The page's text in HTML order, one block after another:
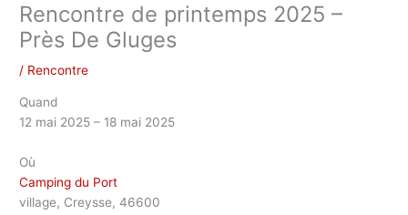
Rencontre de printemps 2025 –
Près De Gluges
/ Rencontre
Quand
12 mai 2025 – 18 mai 2025
Où
Camping du Port
village, Creysse, 46600